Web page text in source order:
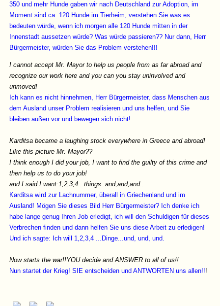
350 und mehr Hunde gaben wir nach Deutschland zur Adoption, im
Moment sind ca. 120 Hunde im Tierheim, verstehen Sie was es
bedeuten würde, wenn ich morgen alle 120 Hunde mitten in der
Innenstadt aussetzen würde? Was würde passieren?? Nur dann, Herr
Bürgermeister, würden Sie das Problem verstehen!!!
I cannot accept Mr. Mayor to help us people from as far abroad and
recognize our work here and you can you stay uninvolved and
unmoved!
Ich kann es nicht hinnehmen, Herr Bürgermeister, dass Menschen aus
dem Ausland unser Problem realisieren und uns helfen, und Sie
bleiben außen vor und bewegen sich nicht!
Karditsa became a laughing stock everywhere in Greece and abroad!
Like this picture Mr. Mayor??
I think enough I did your job, I want to find the guilty of this crime and
then help us to do your job!
and I said I want:1,2,3,4.. things..and,and,and..
Karditsa wird zur Lachnummer, überall in Griechenland und im
Ausland! Mögen Sie dieses Bild Herr Bürgermeister? Ich denke ich
habe lange genug Ihren Job erledigt, ich will den Schuldigen für dieses
Verbrechen finden und dann helfen Sie uns diese Arbeit zu erledigen!
Und ich sagte: Ich will 1,2,3,4 ...Dinge...und, und, und.
Now starts the war!!YOU decide and ANSWER to all of us!!
Nun startet der Krieg! SIE entscheiden und ANTWORTEN uns allen!!!